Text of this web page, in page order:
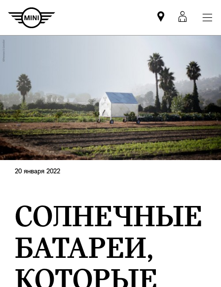
Mini
dealer
MyMini
login
20 января 2022
СОЛНЕЧНЫЕ
БАТАРЕИ,